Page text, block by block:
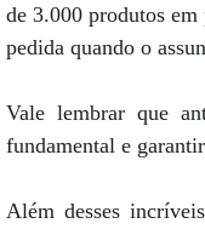
de 3.000 produtos
pedida quando o
Vale lembrar que
fundamental e
Além desses